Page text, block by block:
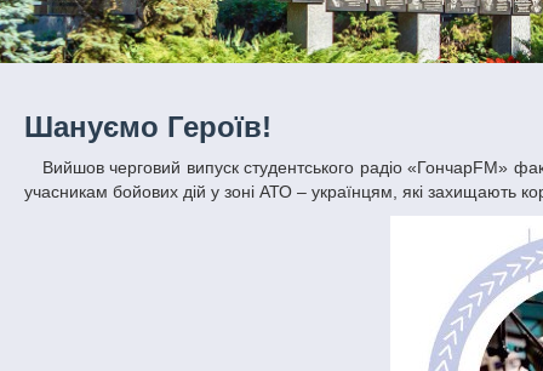
Шануємо Героїв!
Вийшов черговий випуск студентського радіо «ГончарFM» факультету систем і засобів масової комунікації ДНУ ім. О.Гончара, присвячений
учасникам бойових дій у зоні АТО – українцям, які захищають